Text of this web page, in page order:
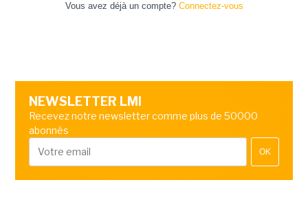
Vous avez déjà un compte? Connectez-vous
NEWSLETTER LMI
Recevez notre newsletter comme plus de 50000
abonnés
OK